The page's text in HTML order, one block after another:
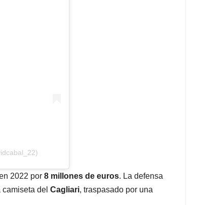
2022 por 8 millones de euros. La defensa
del Cagliari, traspasado por una